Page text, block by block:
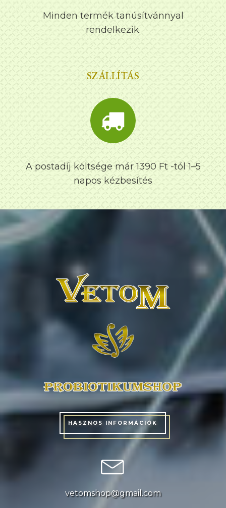
Minden termék tanúsítvánnyal
rendelkezik.
SZÁLLÍTÁS
A postadíj költsége már 1390 Ft -tól 1–5
napos kézbesítés
HASZNOS INFORMÁCIÓK
vetomshop@gmail.com